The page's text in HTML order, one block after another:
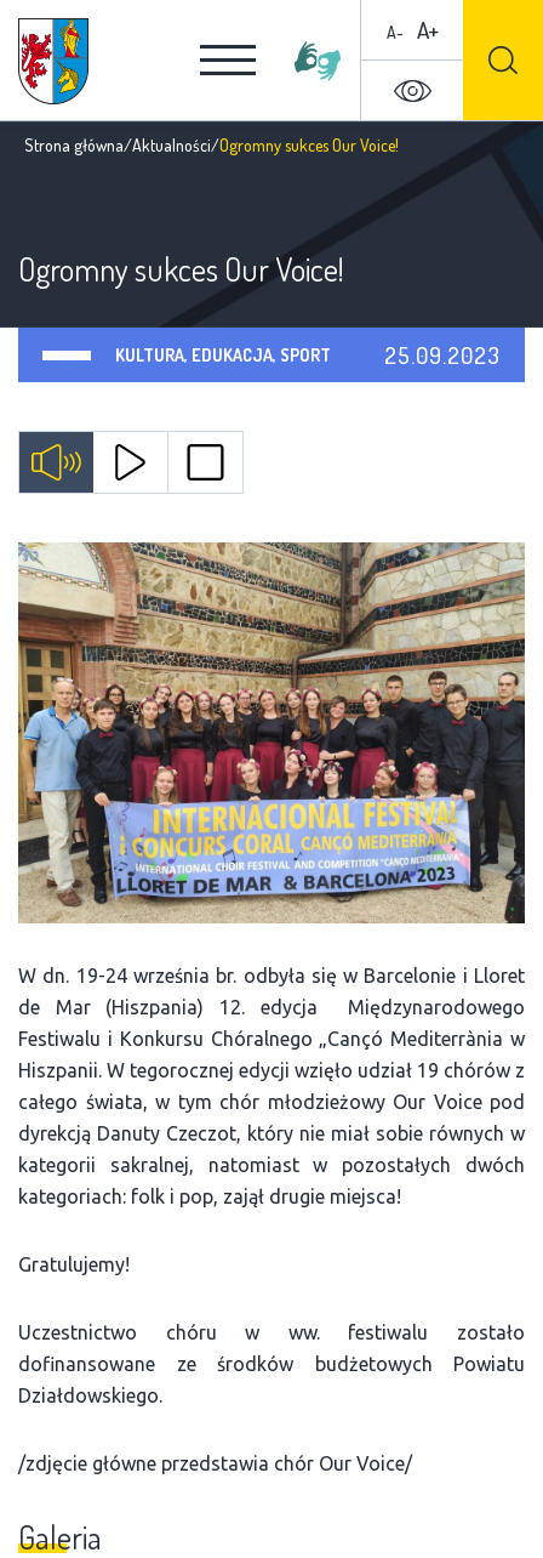
A- A+
Strona główna/Aktualności/Ogromny sukces Our Voice!
Ogromny sukces Our Voice!
KULTURA, EDUKACJA, SPORT 25.09.2023
W dn. 19-24 września br. odbyła się w Barcelonie i Lloret
de Mar (Hiszpania) 12. edycja Międzynarodowego
Festiwalu i Konkursu Chóralnego „Cançó Mediterrània w
Hiszpanii. W tegorocznej edycji wzięło udział 19 chórów z
całego świata, w tym chór młodzieżowy Our Voice pod
dyrekcją Danuty Czeczot, który nie miał sobie równych w
kategorii sakralnej, natomiast w pozostałych dwóch
kategoriach: folk i pop, zajął drugie miejsca!
Gratulujemy!
Uczestnictwo chóru w ww. festiwalu zostało
dofinansowane ze środków budżetowych Powiatu
Działdowskiego.
/zdjęcie główne przedstawia chór Our Voice/
Galeria